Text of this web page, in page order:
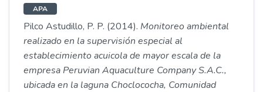
APA
Pilco Astudillo, P. P. (2014). Monitoreo ambiental
realizado en la supervisión especial al
establecimiento acuicola de mayor escala de la
empresa Peruvian Aquaculture Company S.A.C.,
ubicada en la laguna Choclococha, Comunidad